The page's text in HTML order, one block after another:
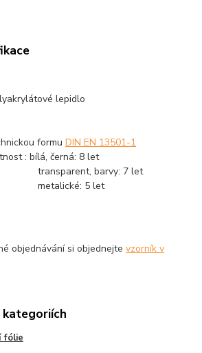
lepidlo
formuDIN EN 13501-1
: bílá, černá: 8 let
barvy: 7 let
5 let
objednávání si objednejtevzorník v
kategoriích
fólie